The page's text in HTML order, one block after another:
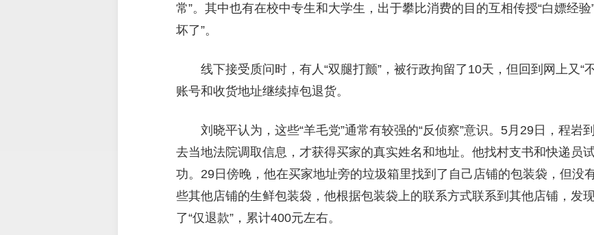
常”。其中也有在校中专生和大学生，出于攀比消费的目的互相传授“白嫖经验
坏了”。
线下接受质问时，有人“双腿打颤”，被行政拘留了10天，但回到网上又“
账号和收货地址继续掉包退货。
刘晓平认为，这些“羊毛党”通常有较强的“反侦察”意识。5月29日，程岩
去当地法院调取信息，才获得买家的真实姓名和地址。他找村支书和快递员
功。29日傍晚，他在买家地址旁的垃圾箱里找到了自己店铺的包装袋，但没
些其他店铺的生鲜包装袋，他根据包装袋上的联系方式联系到其他店铺，发
了“仅退款”，累计400元左右。